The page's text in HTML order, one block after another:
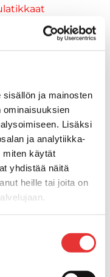
ja mainosten
ominaisuuksien
Lisäksi
ja analytiikka-
miten käytät
yhdistää näitä
heille tai joita on
-verkot ja
ja
ja verhot
ja